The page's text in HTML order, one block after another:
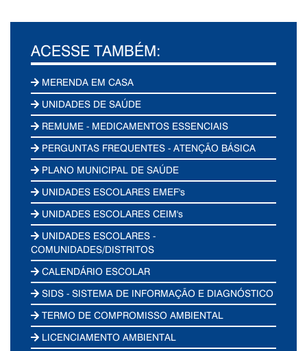
ACESSE TAMBÉM:
MERENDA EM CASA
UNIDADES DE SAÚDE
REMUME - MEDICAMENTOS ESSENCIAIS
PERGUNTAS FREQUENTES - ATENÇÃO BÁSICA
PLANO MUNICIPAL DE SAÚDE
UNIDADES ESCOLARES EMEF's
UNIDADES ESCOLARES CEIM's
UNIDADES ESCOLARES -
COMUNIDADES/DISTRITOS
CALENDÁRIO ESCOLAR
SIDS - SISTEMA DE INFORMAÇÃO E DIAGNÓSTICO
TERMO DE COMPROMISSO AMBIENTAL
LICENCIAMENTO AMBIENTAL